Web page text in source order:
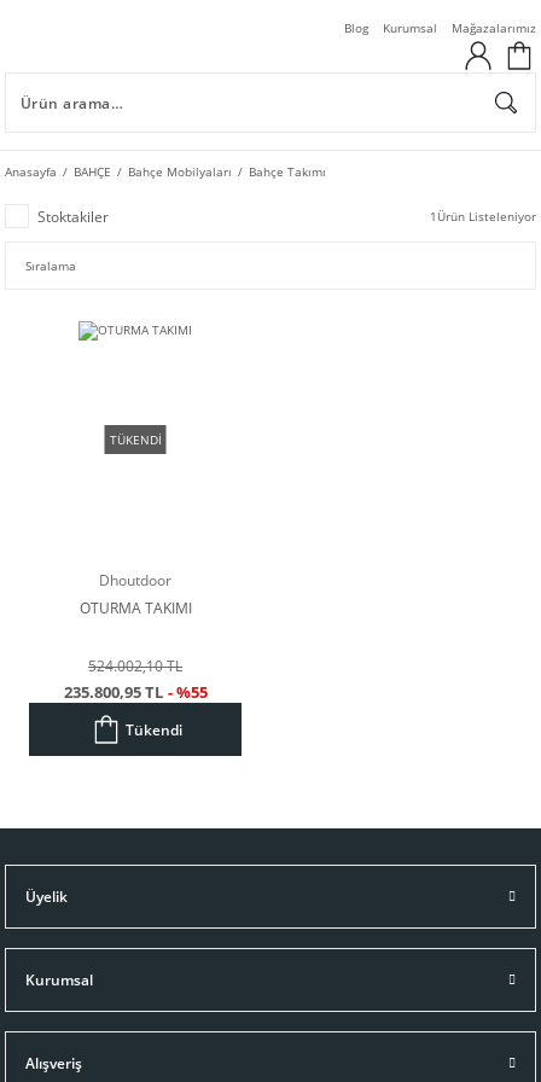
Blog Kurumsal Mağazalarımız
Anasayfa BAHÇE Bahçe Mobilyaları Bahçe Takımı
Stoktakiler 1 Ürün Listeleniyor
TÜKENDİ
Dhoutdoor
OTURMA TAKIMI
524.002,10 TL
235.800,95 TL - %55
Tükendi
Üyelik
Kurumsal
Alışveriş